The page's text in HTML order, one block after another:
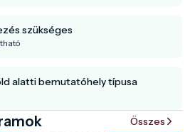
szükséges
alatti bemutatóhely típusa
Összes